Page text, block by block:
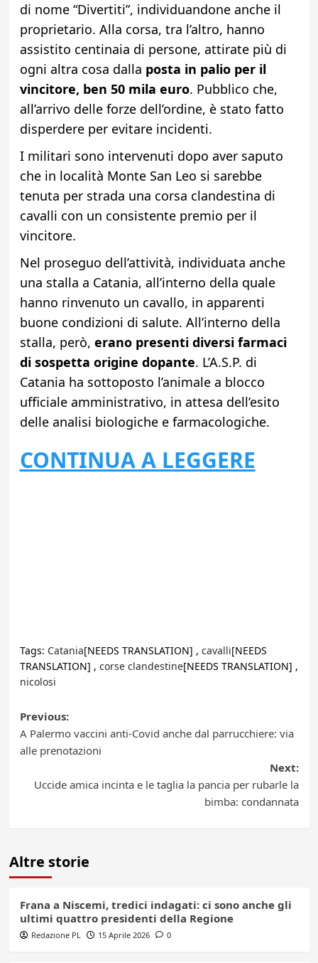
di nome “Divertiti”, individuandone anche il
proprietario. Alla corsa, tra l’altro, hanno
assistito centinaia di persone, attirate più di
ogni altra cosa dalla posta in palio per il
vincitore, ben 50 mila euro. Pubblico che,
all’arrivo delle forze dell’ordine, è stato fatto
disperdere per evitare incidenti.
I militari sono intervenuti dopo aver saputo
che in località Monte San Leo si sarebbe
tenuta per strada una corsa clandestina di
cavalli con un consistente premio per il
vincitore.
Nel proseguo dell’attività, individuata anche
una stalla a Catania, all’interno della quale
hanno rinvenuto un cavallo, in apparenti
buone condizioni di salute. All’interno della
stalla, però, erano presenti diversi farmaci
di sospetta origine dopante. L’A.S.P. di
Catania ha sottoposto l’animale a blocco
ufficiale amministrativo, in attesa dell’esito
delle analisi biologiche e farmacologiche.
CONTINUA A LEGGERE
Tags: Catania[NEEDS TRANSLATION] , cavalli[NEEDS
TRANSLATION] , corse clandestine[NEEDS TRANSLATION] ,
nicolosi
Post
navigation
Previous:
A Palermo vaccini anti-Covid anche dal parrucchiere: via
alle prenotazioni
Next:
Uccide amica incinta e le taglia la pancia per rubarle la
bimba: condannata
Altre storie
Frana a Niscemi, tredici indagati: ci sono anche gli
ultimi quattro presidenti della Regione
Redazione PL 15 Aprile 2026 0